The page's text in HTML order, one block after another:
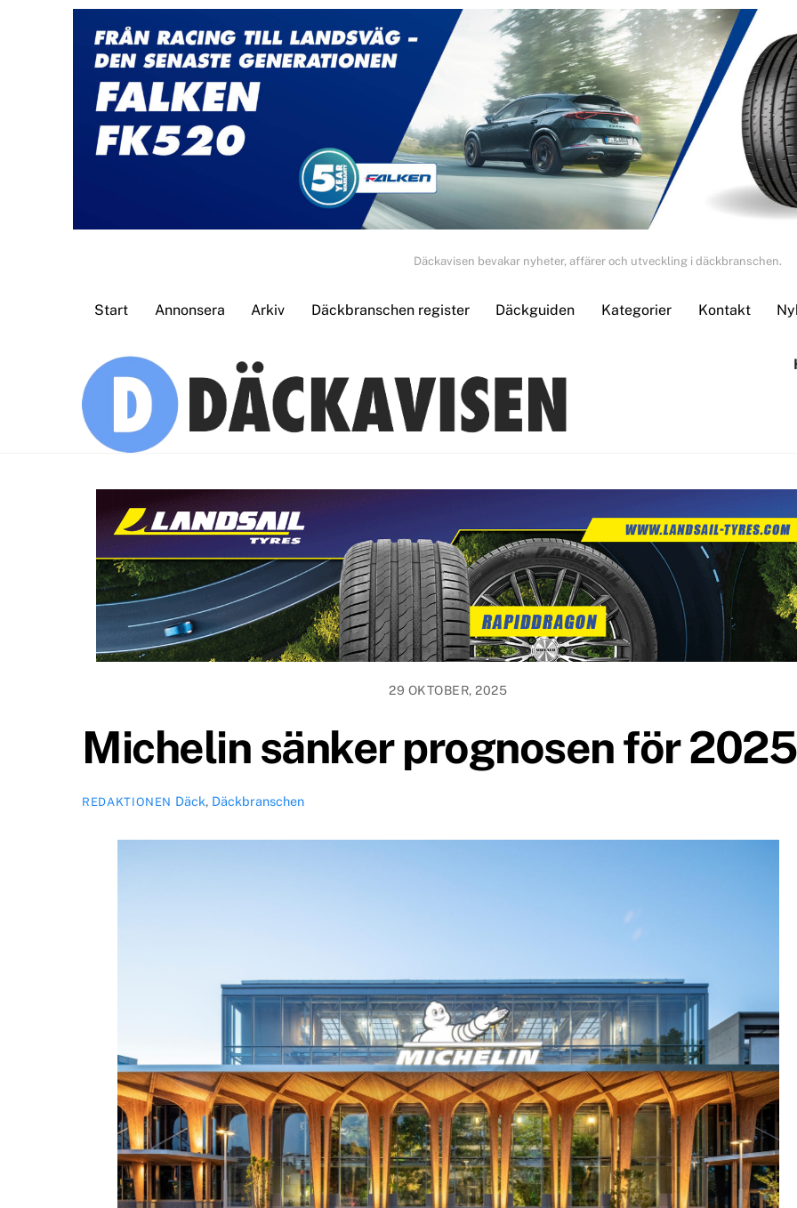
Däckavisen bevakar nyheter, affärer och utveckling i däckbranschen.
Start Annonsera Arkiv Däckbranschen register Däckguiden Kategorier Kontakt
29 OKTOBER, 2025
Michelin sänker prognosen för 2025
REDAKTIONEN Däck, Däckbranschen